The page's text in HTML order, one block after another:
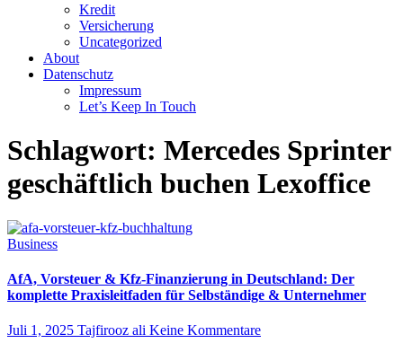
Kredit
Versicherung
Uncategorized
About
Datenschutz
Impressum
Let’s Keep In Touch
Schlagwort: Mercedes Sprinter
geschäftlich buchen Lexoffice
Business
AfA, Vorsteuer & Kfz-Finanzierung in Deutschland: Der
komplette Praxisleitfaden für Selbständige & Unternehmer
Juli 1, 2025 Tajfirooz ali Keine Kommentare